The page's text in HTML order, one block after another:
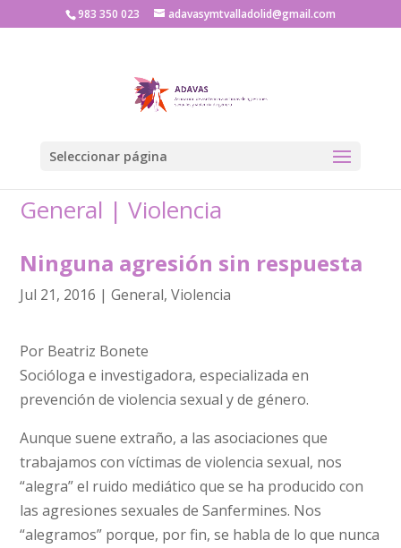
983 350 023 adavasymtvalladolid@gmail.com
Seleccionar página
General |Violencia
Ninguna agresión sin respuesta
Jul 21, 2016 |General,Violencia
Por Beatriz Bonete
Socióloga e investigadora, especializada en
prevención de violencia sexual y de género.
Aunque suene extraño, a las asociaciones que
trabajamos con víctimas de violencia sexual, nos
“alegra” el ruido mediático que se ha producido con
las agresiones sexuales de Sanfermines. Nos
“alegramos” porque, por fin, se habla de lo que nunca